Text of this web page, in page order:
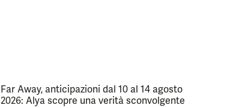
Far Away, anticipazioni dal 10 al 14 agosto
2026: Alya scopre una verità sconvolgente